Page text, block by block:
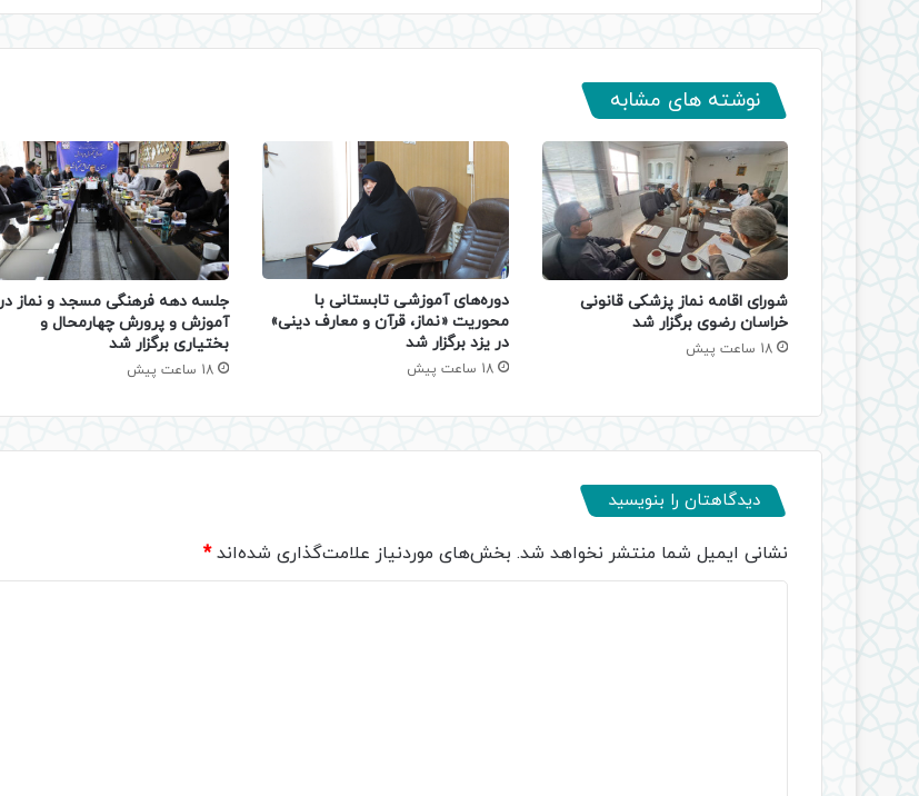
نوشته های مشابه
شورای اقامه نماز پزشکی قانونی
خراسان رضوی برگزار شد
18 ساعت پیش
دوره‌های آموزشی تابستانی با
محوریت «نماز، قرآن و معارف دینی»
در یزد برگزار شد
18 ساعت پیش
جلسه دهه فرهنگی مسجد و نماز در
آموزش و پرورش چهارمحال و
بختیاری برگزار شد
18 ساعت پیش
دیدگاهتان را بنویسید
نشانی ایمیل شما منتشر نخواهد شد. بخش‌های موردنیاز علامت‌گذاری شده‌اند*